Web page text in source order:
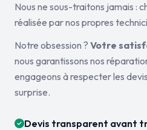
Nous ne sous-traitons jamais :
réalisée par nos propres
Notre obsession ? Votre
nous garantissons nos
engageons à respecter les
surprise.
Devis transparent avant